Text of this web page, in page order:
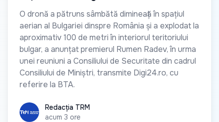
O dronă a pătruns sâmbătă dimineață în spațiul
aerian al Bulgariei dinspre România și a explodat la
aproximativ 100 de metri în interiorul teritoriului
bulgar, a anunțat premierul Rumen Radev, în urma
unei reuniuni a Consiliului de Securitate din cadrul
Consiliului de Miniștri, transmite Digi24.ro, cu
referire la BTA.
Redacția TRM
Redacția TRM
acum 3 ore